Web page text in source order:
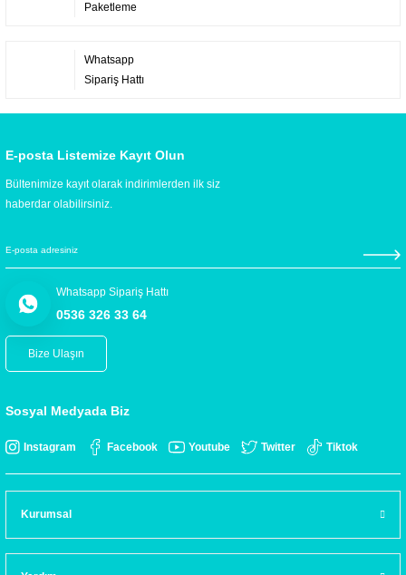
Paketleme
Whatsapp
Sipariş Hattı
E-posta Listemize Kayıt Olun
Bültenimize kayıt olarak indirimlerden ilk siz
haberdar olabilirsiniz.
Whatsapp Sipariş Hattı
0536 326 33 64
Bize Ulaşın
Sosyal Medyada Biz
Instagram Facebook Youtube Twitter Tiktok
Kurumsal